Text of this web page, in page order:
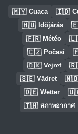
🇲🇾 Cuaca 🇮🇩
🇭🇺 Időjárás
🇫🇷 Météo
🇨🇿 Počasí
🇩🇰 Vejret
🇸🇪 Vädret 🇳🇴
🇩🇪 Wetter
🇹🇭 สภาพอากาศ